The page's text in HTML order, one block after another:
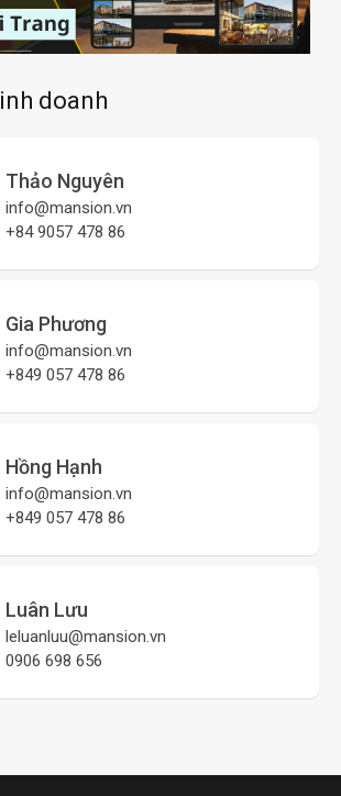
doanh
Thảo Nguyên
info@mansion.vn
+84 9057 478 86
Gia Phương
info@mansion.vn
+849 057 478 86
Hồng Hạnh
info@mansion.vn
+849 057 478 86
Luân Lưu
leluanluu@mansion.vn
0906 698 656